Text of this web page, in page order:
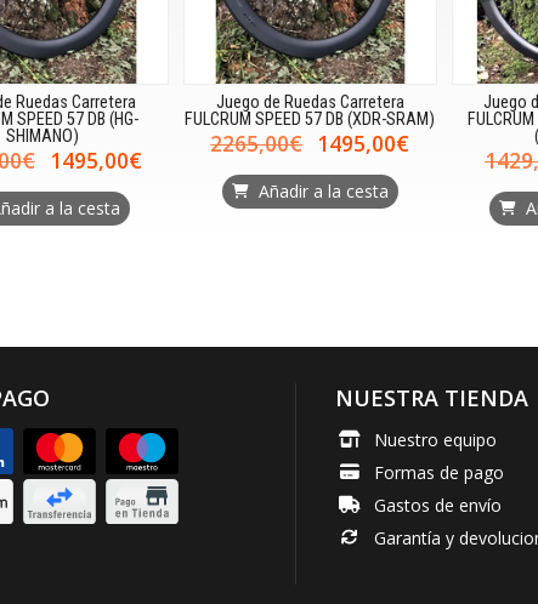
Ruedas Carretera
SPEED 57 DB (HG-
SHIMANO)
1495,00€
a la cesta
Juego de Ruedas Carretera
FULCRUM SPEED 57 DB (XDR-SRAM)
2265,00€ 1495,00€
Añadir a la cesta
Juego
NUESTRA TIENDA
Nuestro equipo
Formas de pago
Gastos de envío
Garantía y